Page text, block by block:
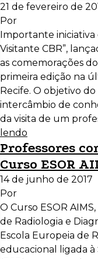
21 de fevereiro de
Por
Importante iniciativa
Visitante CBR”,
as comemorações
primeira edição na
Recife. O objetivo
intercâmbio de
da visita de um
lendo
Professores
Curso ESOR
14 de junho de 2017
Por
O Curso ESOR
de Radiologia e
Escola Europeia de
educacional ligada à